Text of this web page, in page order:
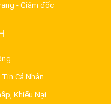
- Giám đốc
Cá Nhân
Khiếu Nại